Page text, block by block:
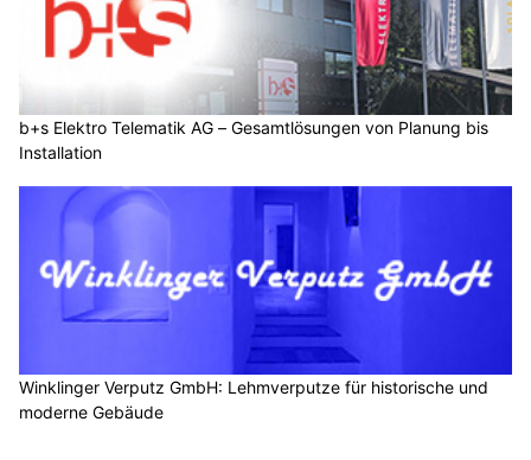
b+s Elektro Telematik AG – Gesamtlösungen von Planung bis
Installation
Winklinger Verputz GmbH: Lehmverputze für historische und
moderne Gebäude